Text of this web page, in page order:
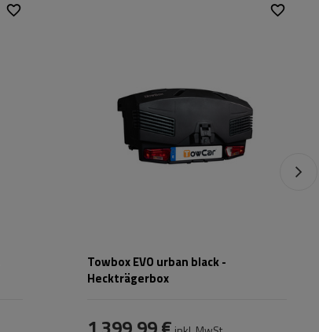
Towbox EVO urban black -
Heckträgerbox
TÜV